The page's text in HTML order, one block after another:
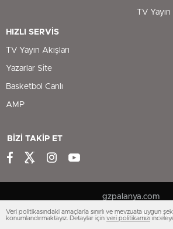
TV Yayın
HIZLI SERVİS
TV Yayın Akışları
Yazarlar Site
Basketbol Canlı
AMP
BİZİ TAKİP ET
gzpalanya.com
Çerezler ile ilgili bilgi içinÇerez Politikamızı
Veri politikasındaki amaçlarla sınırlı ve mevzuata uygun
konumlandırmaktayız. Detaylar için veri politikamızı